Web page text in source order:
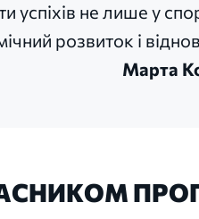
успіхів не лише у
розвиток і
Марта